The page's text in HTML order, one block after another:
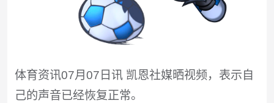
体育资讯07月07日讯 凯恩社媒晒视频，表示自
己的声音已经恢复正常。